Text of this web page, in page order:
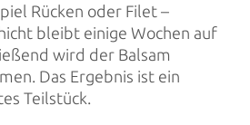
Rücken oder Filet –
bleibt einige Wochen auf
wird der Balsam
Das Ergebnis ist ein
Teilstück.